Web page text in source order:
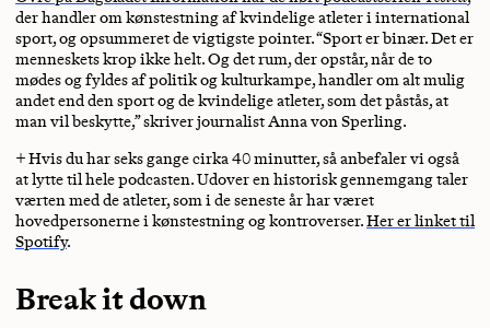
der handler om kønstestning af kvindelige atleter i international
sport, og opsummeret de vigtigste pointer. “Sport er binær. Det er
menneskets krop ikke helt. Og det rum, der opstår, når de to
mødes og fyldes af politik og kulturkampe, handler om alt mulig
andet end den sport og de kvindelige atleter, som det påstås, at
man vil beskytte,” skriver journalist Anna von Sperling.
+ Hvis du har seks gange cirka 40 minutter, så anbefaler vi også
at lytte til hele podcasten. Udover en historisk gennemgang taler
værten med de atleter, som i de seneste år har været
hovedpersonerne i kønstestning og kontroverser.Her er linket til
Spotify.
Break it down